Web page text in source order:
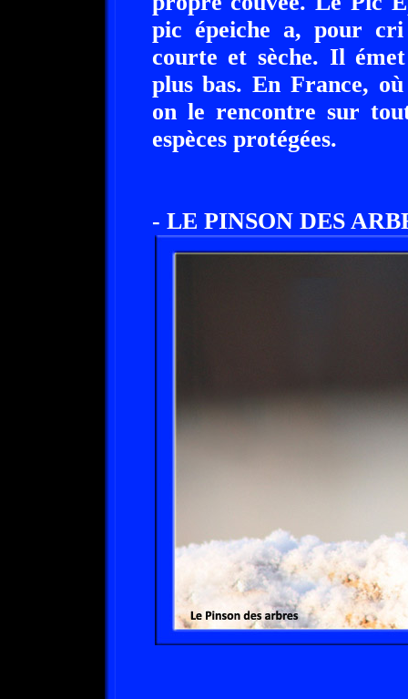
pic épeiche a, pour
courte et sèche. Il
plus bas. En France,
on le rencontre sur
espèces protégées.
- LE PINSON DES